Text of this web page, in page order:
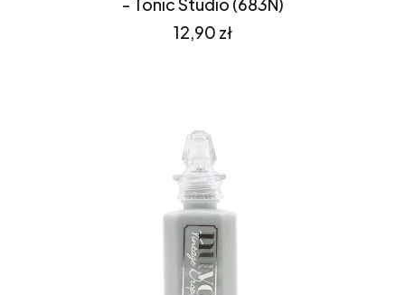
Cena
12,90 zł